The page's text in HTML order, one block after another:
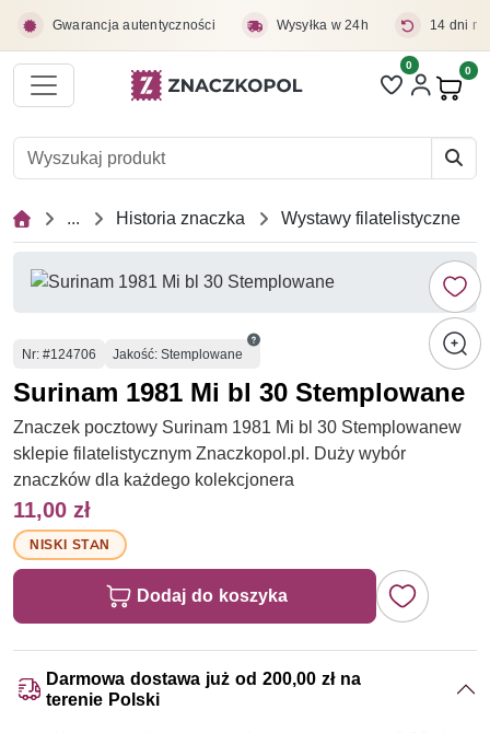
Gwarancja autentyczności Wysyłka w 24h 14 dni
Liczba pozycji
0 0
... Historia znaczka Wystawy filatelistyczne
Numer
Nr: #124706 Jakość: Stemplowane
Surinam 1981 Mi bl 30 Stemplowane
Znaczek pocztowy Surinam 1981 Mi bl 30 Stemplowanew
sklepie filatelistycznym Znaczkopol.pl. Duży wybór
znaczków dla każdego kolekcjonera
11,00 zł
NISKI STAN
Dodaj do koszyka
Darmowa dostawa już od 200,00 zł na
terenie Polski